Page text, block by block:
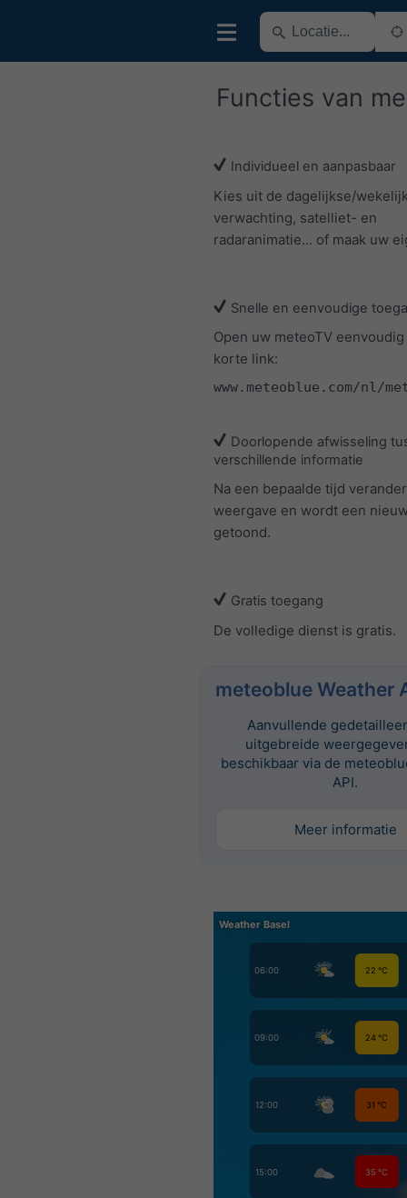
Functies van
Individueel en aanpasbaar
Kies uit de dagelijkse/
verwachting, satelliet- en
radaranimatie... of maak uw
Snelle en eenvoudige
Open uw meteoTV
korte link:
www.meteoblue.com/nl/
Doorlopende afwisseling
verschillende informatie
Na een bepaalde tijd
weergave en wordt een
getoond.
Gratis toegang
De volledige dienst is gratis.
meteoblue Weather
Aanvullende
uitgebreide
beschikbaar via de
API.
Meer informatie